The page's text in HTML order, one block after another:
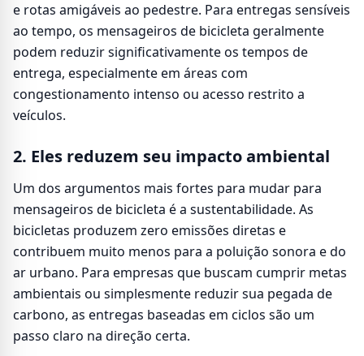
e rotas amigáveis ao pedestre. Para entregas sensíveis
ao tempo, os mensageiros de bicicleta geralmente
podem reduzir significativamente os tempos de
entrega, especialmente em áreas com
congestionamento intenso ou acesso restrito a
veículos.
2. Eles reduzem seu impacto ambiental
Um dos argumentos mais fortes para mudar para
mensageiros de bicicleta é a sustentabilidade. As
bicicletas produzem zero emissões diretas e
contribuem muito menos para a poluição sonora e do
ar urbano. Para empresas que buscam cumprir metas
ambientais ou simplesmente reduzir sua pegada de
carbono, as entregas baseadas em ciclos são um
passo claro na direção certa.